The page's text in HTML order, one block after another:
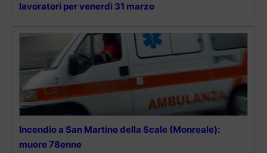
lavoratori per venerdì 31 marzo
Incendio a San Martino della Scale (Monreale):
muore 78enne